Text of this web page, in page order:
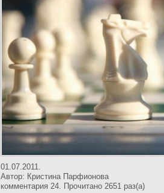
01.07.2011.
Автор: Кристина Парфионова
комментария 24. Прочитано 2651 раз(a)